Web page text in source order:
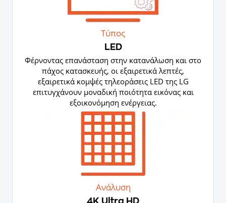
Τύπος
LED
Φέρνοντας επανάσταση στην κατανάλωση και στο
πάχος κατασκευής, οι εξαιρετικά λεπτές,
εξαιρετικά κομψές τηλεοράσεις LED της LG
επιτυγχάνουν μοναδική ποιότητα εικόνας και
εξοικονόμηση ενέργειας.
Ανάλυση
4K Ultra HD